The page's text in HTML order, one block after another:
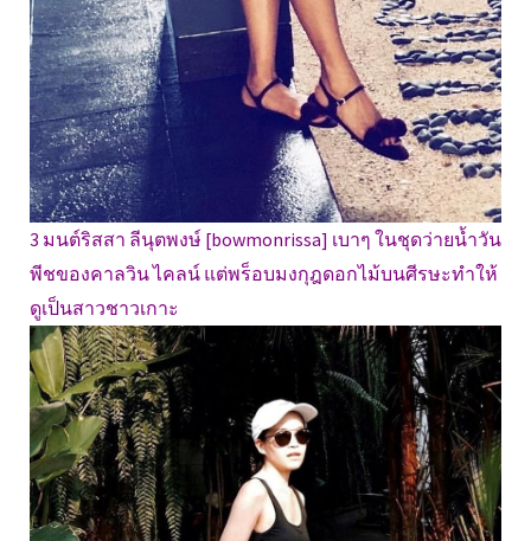
3 มนต์ริสสา ลีนุตพงษ์ [bowmonrissa] เบาๆ ในชุดว่ายน้ำวัน
พีชของคาลวิน ไคลน์ แต่พร็อบมงกุฎดอกไม้บนศีรษะทำให้
ดูเป็นสาวชาวเกาะ